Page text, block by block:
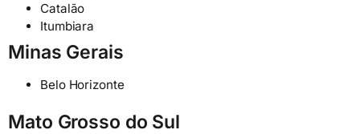
Catalão
Itumbiara
Minas Gerais
Belo Horizonte
Mato Grosso do Sul